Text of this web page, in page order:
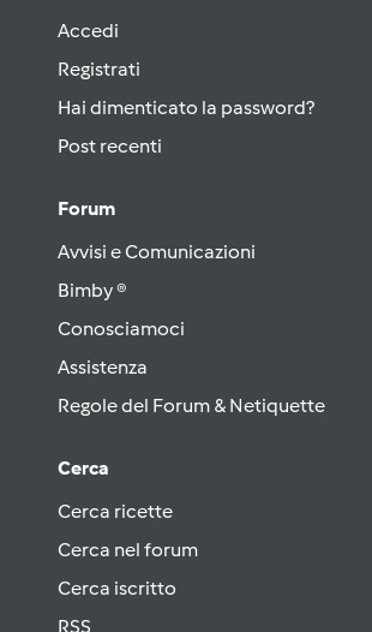
Accedi
Registrati
Hai dimenticato la password?
Post recenti
Forum
Avvisi e Comunicazioni
Bimby ®
Conosciamoci
Assistenza
Regole del Forum & Netiquette
Cerca
Cerca ricette
Cerca nel forum
Cerca iscritto
RSS